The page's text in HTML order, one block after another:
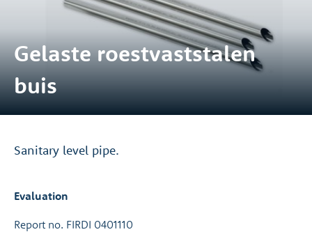
Gelaste roestvaststalen
buis
Sanitary level pipe.
Evaluation
Report no. FIRDI 0401110